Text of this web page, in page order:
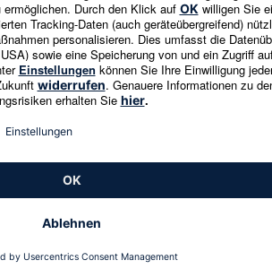
Genannte Preise und Aktionen können abweichen